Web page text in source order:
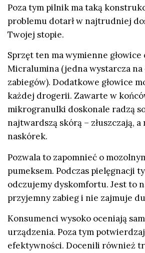
Poza tym pilnik ma taką
problemu dotarł w najtrudniej
Twojej stopie.
Sprzęt ten ma wymienne
Micralumina (jedna wystarcza na
zabiegów). Dodatkowe głowice
każdej drogerii. Zawarte w
mikrogranulki doskonale radzą
najtwardszą skórą – złuszczają,
naskórek.
Pozwala to zapomnieć o
pumeksem. Podczas pielęgnacji
odczujemy dyskomfortu. Jest to
przyjemny zabieg i nie zajmuje
Konsumenci wysoko oceniają
urządzenia. Poza tym
efektywności. Docenili również